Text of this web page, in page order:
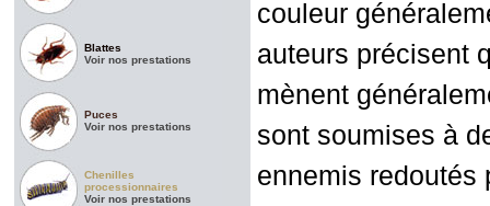
Blattes
Voir nos prestations
Puces
Voir nos prestations
Chenilles
processionnaires
Voir nos prestations
couleur
auteurs précisent
mènent
sont soumises à
ennemis redoutés